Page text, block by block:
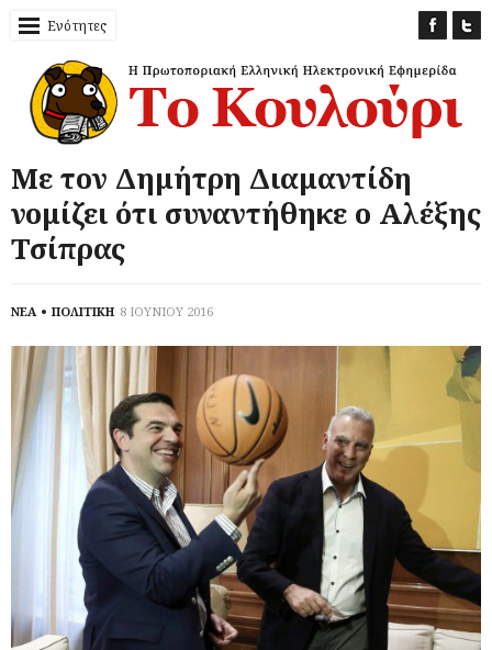
Ενότητες
Με τον Δημήτρη Διαμαντίδη
νομίζει ότι συναντήθηκε ο Αλέξης
Τσίπρας
ΝΕΑ ΠΟΛΙΤΙΚΗ 8 ΙΟΥΝΙΟΥ 2016